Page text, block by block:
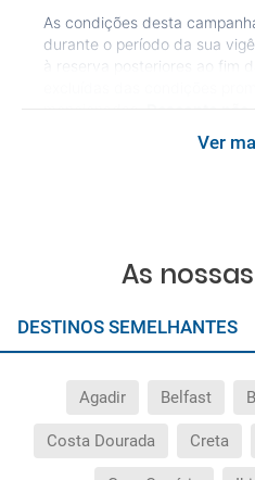
As condições desta
durante o período da sua
à reserva posteriores ao fim
Ver
As
DESTINOS SEMELHANTES
Agadir Belfast
Costa Dourada Creta